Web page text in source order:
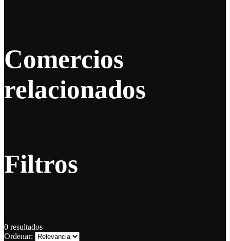
Comercios
relacionados
Filtros
0 resultados
Ordenar: